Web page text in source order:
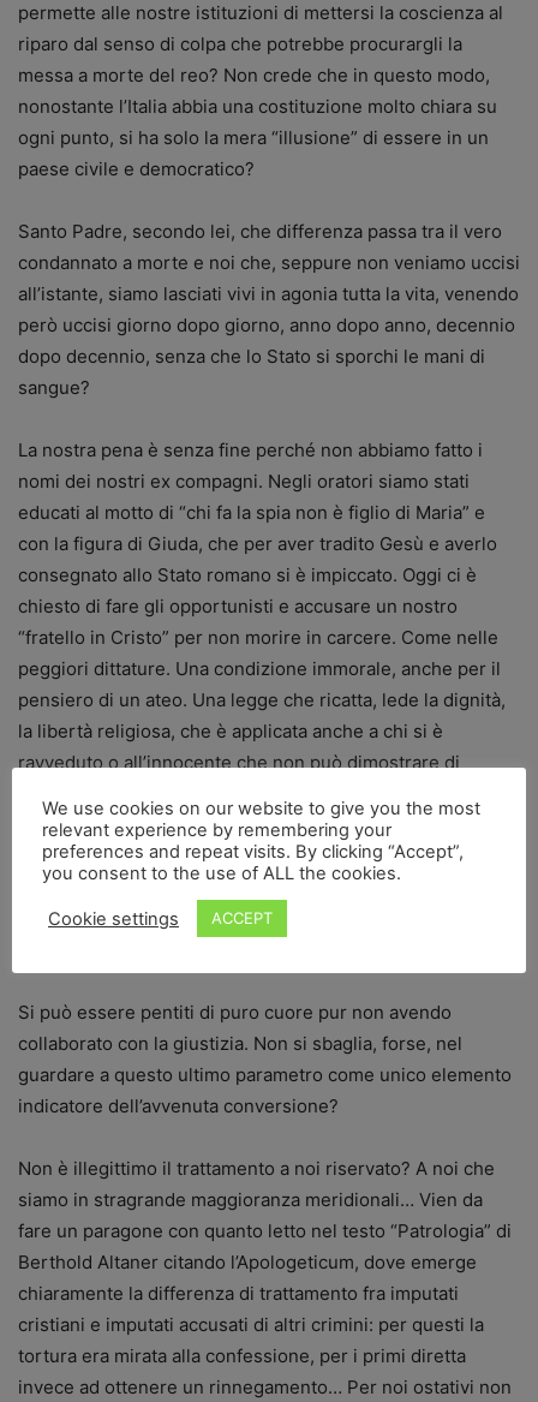
permette alle nostre istituzioni di mettersi la coscienza al
riparo dal senso di colpa che potrebbe procurargli la
messa a morte del reo? Non crede che in questo modo,
nonostante l’Italia abbia una costituzione molto chiara su
ogni punto, si ha solo la mera “illusione” di essere in un
paese civile e democratico?
Santo Padre, secondo lei, che differenza passa tra il vero
condannato a morte e noi che, seppure non veniamo uccisi
all’istante, siamo lasciati vivi in agonia tutta la vita, venendo
però uccisi giorno dopo giorno, anno dopo anno, decennio
dopo decennio, senza che lo Stato si sporchi le mani di
sangue?
La nostra pena è senza fine perché non abbiamo fatto i
nomi dei nostri ex compagni. Negli oratori siamo stati
educati al motto di “chi fa la spia non è figlio di Maria” e
con la figura di Giuda, che per aver tradito Gesù e averlo
consegnato allo Stato romano si è impiccato. Oggi ci è
chiesto di fare gli opportunisti e accusare un nostro
“fratello in Cristo” per non morire in carcere. Come nelle
peggiori dittature. Una condizione immorale, anche per il
pensiero di un ateo. Una legge che ricatta, lede la dignità,
la libertà religiosa, che è applicata anche a chi si è
ravveduto o all’innocente che non può dimostrare di
d’uscita, quando diventa insostenibile porta molti di noi al
suicidio. Per la Chiesa è un peccato, ma non commette una
corruzione più grave chi ci costringe al suicidio?
Si può essere pentiti di puro cuore pur non avendo
collaborato con la giustizia. Non si sbaglia, forse, nel
guardare a questo ultimo parametro come unico elemento
indicatore dell’avvenuta conversione?
Non è illegittimo il trattamento a noi riservato? A noi che
siamo in stragrande maggioranza meridionali… Vien da
fare un paragone con quanto letto nel testo “Patrologia” di
Berthold Altaner citando l’Apologeticum, dove emerge
chiaramente la differenza di trattamento fra imputati
cristiani e imputati accusati di altri crimini: per questi la
tortura era mirata alla confessione, per i primi diretta
invece ad ottenere un rinnegamento… Per noi ostativi non
We use cookies on our website to give you the most
relevant experience by remembering your
preferences and repeat visits. By clicking “Accept”,
you consent to the use of ALL the cookies.
Cookie settings ACCEPT